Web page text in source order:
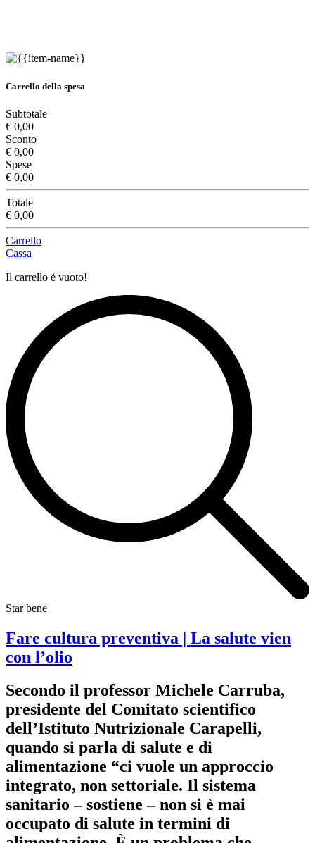
Carrello della spesa
Subtotale
€ 0,00
Sconto
€ 0,00
Spese
€ 0,00
Totale
€ 0,00
Carrello
Cassa
Il carrello è vuoto!
Star bene
Fare cultura preventiva | La salute vien
con l’olio
Secondo il professor Michele Carruba,
presidente del Comitato scientifico
dell’Istituto Nutrizionale Carapelli,
quando si parla di salute e di
alimentazione “ci vuole un approccio
integrato, non settoriale. Il sistema
sanitario – sostiene – non si è mai
occupato di salute in termini di